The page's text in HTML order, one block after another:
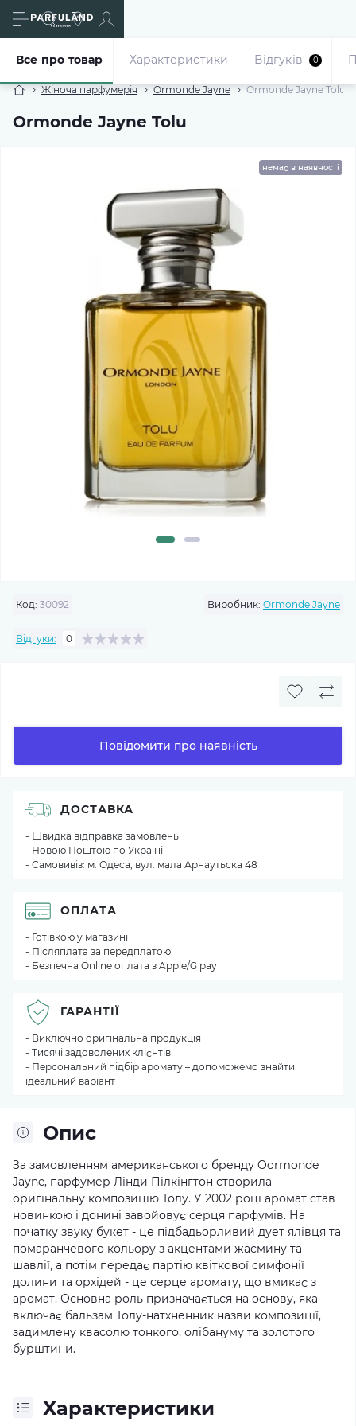
Жіноча парфумерія Ormonde Jayne Ormonde Jayne Tolu
Ormonde Jayne Tolu
Все про товар Характеристики Відгуків 0
немає в наявності
Код: 30092 Виробник: Ormonde Jayne
Відгуки: 0
Повідомити про наявність
Опис
За замовленням американського бренду Oormonde
Jayne, парфумер Лінди Пілкінгтон створила
оригінальну композицію Толу. У 2002 році аромат став
новинкою і донині завойовує серця парфумів. На
початку звуку букет - це підбадьорливий дует ялівця та
помаранчевого кольору з акцентами жасмину та
шавлії, а потім передає партію квіткової симфонії
долини та орхідей - це серце аромату, що вмикає з
аромат. Основна роль призначається на основу, яка
включає бальзам Толу-натхненник назви композиції,
задимлену квасолю тонкого, олібануму та золотого
бурштини.
Характеристики
ДОСТАВКА
- Швидка відправка замовлень
- Новою Поштою по Україні
- Самовивіз: м. Одеса, вул. мала Арнаутьска 48
ОПЛАТА
- Готівкою у магазині
- Післяплата за передплатою
- Безпечна Online оплата з Apple/G pay
ГАРАНТІЇ
- Виключно оригінальна продукція
- Тисячі задоволених клієнтів
- Персональний підбір аромату – допоможемо знайти
ідеальний варіант